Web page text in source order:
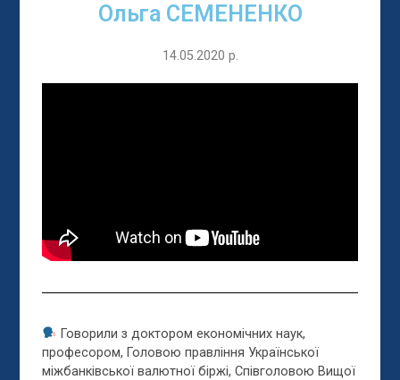
Ольга СЕМЕНЕНКО
14.05.2020 р.
Говорили з доктором економічних наук,
професором, Головою правління Української
міжбанківської валютної біржі, Співголовою Вищої